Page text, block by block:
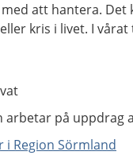
att hantera. Det
kris i livet. I
arbetar på uppdrag
i Region Sörmland